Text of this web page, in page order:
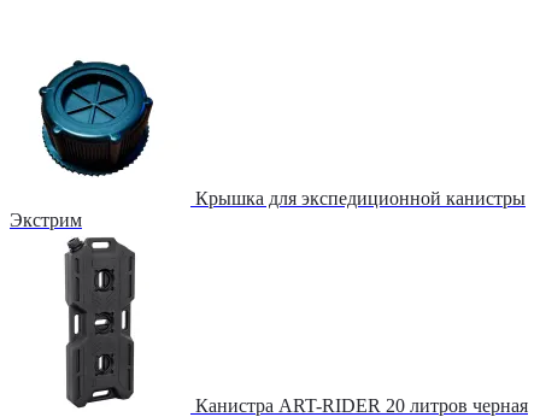
Крышка для экспедиционной канистры
Экстрим
Канистра ART-RIDER 20 литров черная